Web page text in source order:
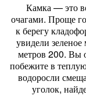
Камка — это
очагами. Проще
к берегу
увидели зеленое
метров 200. Вы
побежите в
водоросли
уголок,